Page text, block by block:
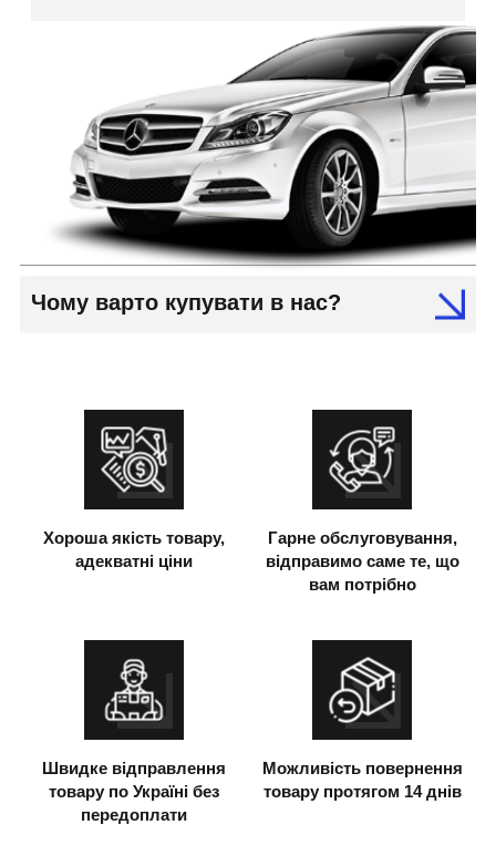
Чому варто купувати в нас?
Хороша якість товару,
адекватні ціни
Гарне обслуговування,
відправимо саме те, що
вам потрібно
Швидке відправлення
товару по Україні без
передоплати
Можливість повернення
товару протягом 14 днів